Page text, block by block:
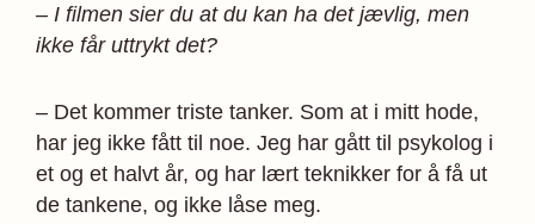
– I filmen sier du at du kan ha det jævlig, men
ikke får uttrykt det?
– Det kommer triste tanker. Som at i mitt hode,
har jeg ikke fått til noe. Jeg har gått til psykolog i
et og et halvt år, og har lært teknikker for å få ut
de tankene, og ikke låse meg.